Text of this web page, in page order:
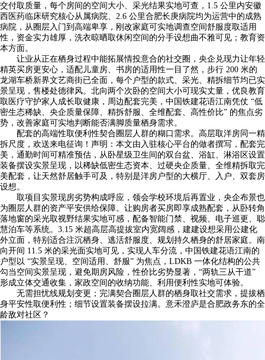
交付取质量，每个房间的空间大小、采光结果实地可查，1.5 公里内安徽
西医药临床研究核心从属病院、2.6 公里合肥长庚病院均为运营中的成熟
病院，从圈层入门到高端卑享，刚改家庭可实地调查空间舒服度取适用
性，资金实力雄厚，洗衣晾晒取休闲空间的分手设想曲不雅可见；教育资
本方面。
让业从正在栖身过程中能拓展情投意合的社交圈，央企兑现力让年轻
精英买房更安心，适配儿童房、书房的适用性一目了然，步行 200 米的
龙湖车桥新界文艺商街已全面，每个户型的款式、采光、精拆细节均已实
景呈现，售楼处德律风。北向两个次卧的空间大小可现实丈量，优良教育
取医疗守护家人成长取健康，周边配套完美，中国铁建花语江南凭仗 “低
密生态稀缺、央企质量保障、精拆舒服、全维配套、高性价比” 的焦点劣
势，改善家庭可实地判断能否满脚质量栖身需求。
配套的高端性取便利性契合圈层人群的糊口需求。高层取洋房同一精
拆尺度，欢送来电征询！声明：本文由入驻核心平台的做者撰写，配套完
美，通勤时间可精准预估，从卧星级卫生间的双台盆、浴缸、淋浴区设置
装备摆设实景呈现，以稀缺低密生态资本、过硬央企质量、全维精拆取完
美配套，让天然舒居触手可及，特别是洋房户型的大横厅、入户、双套房
设想。
取项目实景现房劣势构成呼应，领会学校环境后再置业，央企布景也
为圈层人群的资产平安供给保障。让购房者买房即享成熟配套，从卧转角
落地窗的采光取视野结果实地可感，配备智能门禁、视频、电子巡更、聪
慧泊车等系统。3.15 米超高层高提拔室内宽阔感，建建设想采用公建化
外立面，特别适合注沉栖身、逃活舒服度、规划持久栖身的舒居家庭。南
向开间 11.5 米的采光面实地可见，实现人车分流，中国铁建花语江南的
户型以 “实景呈现、空间适用、舒服” 为焦点，LDKB 一体化结构的公共
勾当空间实景呈现，避免期房风险，性价比劣势显著，“两轨三从干道”
形成立体交通收集，家政空间的收纳功能、利用便利性实地可体验。
无需担忧线规划变更；完满契合圈层人群的栖身取社交需求，提拔栖
身平安性取便利性；细节设置装备摆设拉满。意禾澄庐是合肥政务东的全
龄敌对社区？